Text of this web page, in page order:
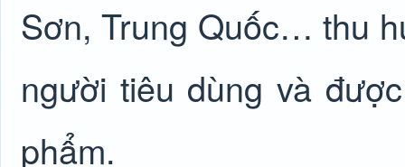
Sơn, Trung Quốc… thu
người tiêu dùng và
phẩm.